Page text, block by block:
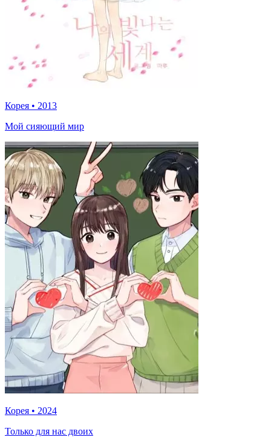
Корея • 2013
Мой сияющий мир
Корея • 2024
Только для нас двоих